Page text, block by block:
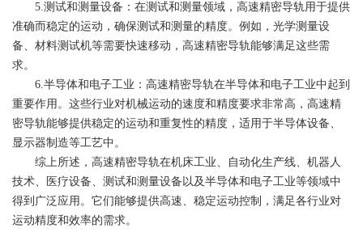
5.测试和测量设备：在测试和测量领域，高速精密导轨用于提供
准确而稳定的运动，确保测试和测量的精度。例如，光学测量设
备、材料测试机等需要快速移动，高速精密导轨能够满足这些需
求。
6.半导体和电子工业：高速精密导轨在半导体和电子工业中起到
重要作用。这些行业对机械运动的速度和精度要求非常高，高速精
密导轨能够提供稳定的运动和重复性的精度，适用于半导体设备、
显示器制造等工艺中。
综上所述，高速精密导轨在机床工业、自动化生产线、机器人
技术、医疗设备、测试和测量设备以及半导体和电子工业等领域中
得到广泛应用。它们能够提供高速、稳定运动控制，满足各行业对
运动精度和效率的需求。